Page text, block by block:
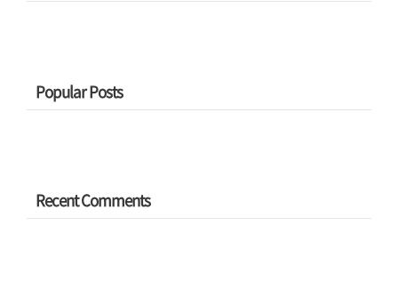
Popular Posts
Recent Comments